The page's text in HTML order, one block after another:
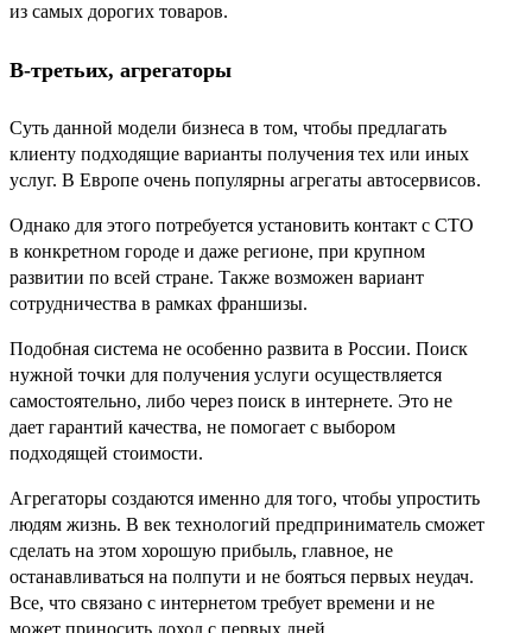
из самых дорогих товаров.
В-третьих, агрегаторы
Суть данной модели бизнеса в том, чтобы предлагать
клиенту подходящие варианты получения тех или иных
услуг. В Европе очень популярны агрегаты автосервисов.
Однако для этого потребуется установить контакт с СТО
в конкретном городе и даже регионе, при крупном
развитии по всей стране. Также возможен вариант
сотрудничества в рамках франшизы.
Подобная система не особенно развита в России. Поиск
нужной точки для получения услуги осуществляется
самостоятельно, либо через поиск в интернете. Это не
дает гарантий качества, не помогает с выбором
подходящей стоимости.
Агрегаторы создаются именно для того, чтобы упростить
людям жизнь. В век технологий предприниматель сможет
сделать на этом хорошую прибыль, главное, не
останавливаться на полпути и не бояться первых неудач.
Все, что связано с интернетом требует времени и не
может приносить доход с первых дней.